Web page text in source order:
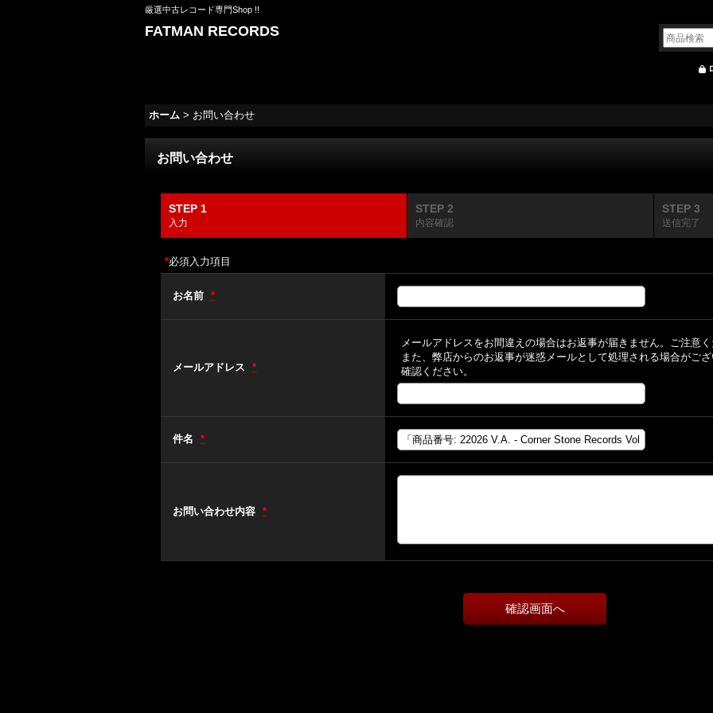
厳選中古レコード専門Shop !!
FATMAN RECORDS
ホーム > お問い合わせ
お問い合わせ
STEP 1
入力
STEP 2
内容確認
STEP 3
送信完了
*必須入力項目
お名前 *
メールアドレス *
メールアドレスをお間違えの場合はお返事が届きません。ご注意く
また、弊店からのお返事が迷惑メールとして処理される場合がご
確認ください。
件名 *
お問い合わせ内容 *